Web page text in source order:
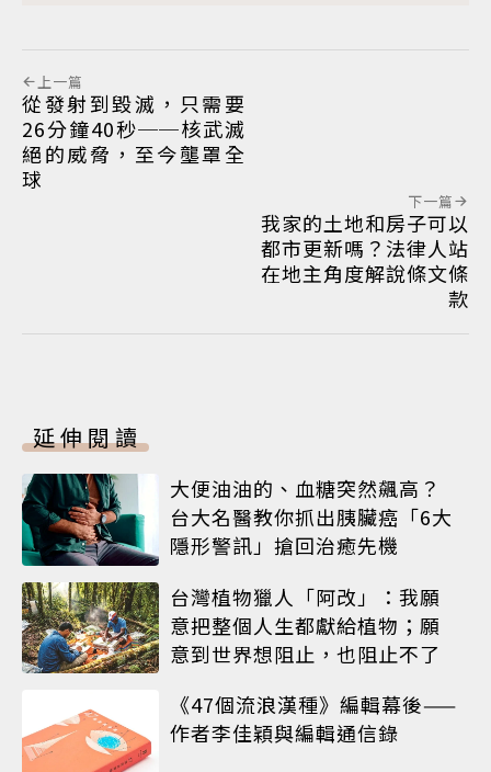
上一篇
從發射到毀滅，只需要
26分鐘40秒──核武滅
絕的威脅，至今壟罩全
球
下一篇
我家的土地和房子可以
都市更新嗎？法律人站
在地主角度解說條文條
款
延伸閱讀
大便油油的、血糖突然飆高？
台大名醫教你抓出胰臟癌「6大
隱形警訊」搶回治癒先機
台灣植物獵人「阿改」：我願
意把整個人生都獻給植物；願
意到世界想阻止，也阻止不了
《47個流浪漢種》編輯幕後——
作者李佳穎與編輯通信錄